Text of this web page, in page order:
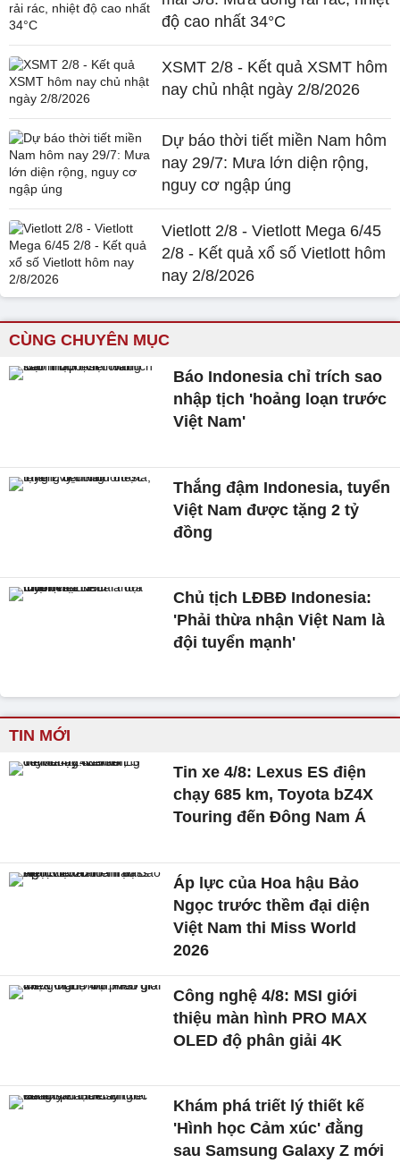
độ cao nhất 34°C
XSMT 2/8 - Kết quả XSMT hôm
nay chủ nhật ngày 2/8/2026
Dự báo thời tiết miền Nam hôm
nay 29/7: Mưa lớn diện rộng,
nguy cơ ngập úng
Vietlott 2/8 - Vietlott Mega 6/45
2/8 - Kết quả xổ số Vietlott hôm
nay 2/8/2026
CÙNG CHUYÊN MỤC
Báo Indonesia chỉ trích sao
nhập tịch 'hoảng loạn trước
Việt Nam'
Thắng đậm Indonesia, tuyển
Việt Nam được tặng 2 tỷ
đồng
Chủ tịch LĐBĐ Indonesia:
'Phải thừa nhận Việt Nam là
đội tuyển mạnh'
TIN MỚI
Tin xe 4/8: Lexus ES điện
chạy 685 km, Toyota bZ4X
Touring đến Đông Nam Á
Áp lực của Hoa hậu Bảo
Ngọc trước thềm đại diện
Việt Nam thi Miss World
2026
Công nghệ 4/8: MSI giới
thiệu màn hình PRO MAX
OLED độ phân giải 4K
Khám phá triết lý thiết kế
'Hình học Cảm xúc' đằng
sau Samsung Galaxy Z mới